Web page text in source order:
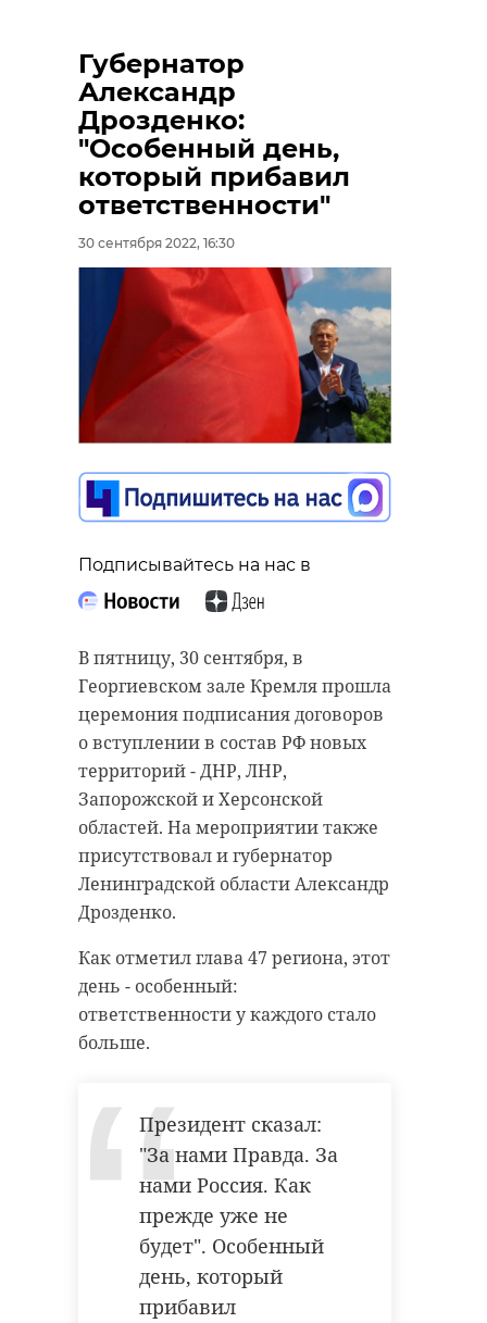
Губернатор
Александр
Дрозденко:
"Особенный день,
который прибавил
ответственности"
30 сентября 2022, 16:30
Подписывайтесь на нас в
В пятницу, 30 сентября, в
Георгиевском зале Кремля прошла
церемония подписания договоров
о вступлении в состав РФ новых
территорий - ДНР, ЛНР,
Запорожской и Херсонской
областей. На мероприятии также
присутствовал и губернатор
Ленинградской области Александр
Дрозденко.
Как отметил глава 47 региона, этот
день - особенный:
ответственности у каждого стало
больше.
Президент сказал:
"За нами Правда. За
нами Россия. Как
прежде уже не
будет". Особенный
день, который
прибавил